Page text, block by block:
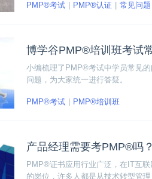
PMP®考试 PMP®认证 常见问题
博学谷PMP®培训班考试
小编梳理了PMP®考试中学员常见
问题，为大家统一进行答疑。
PMP®考试 PMP®培训班
产品经理需要考PMP®吗
PMP®证书应用行业广泛，在IT互
的岗位，许多人都是从技术转型管